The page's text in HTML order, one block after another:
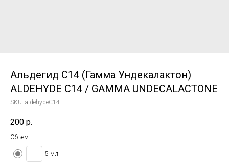
Альдегид С14 (Гамма Ундекалактон)
ALDEHYDE C14 / GAMMA UNDECALACTONE
SKU: aldehydeC14
200 р.
Объем
5 мл